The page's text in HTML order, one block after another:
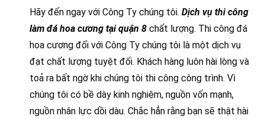
Hãy đến ngay với Công Ty chúng tôi. Dịch vụ thi công
làm đá hoa cương tại quận 8 chất lượng. Thi công đá
hoa cương đối với Công Ty chúng tôi là một dịch vụ
đạt chất lượng tuyệt đối. Khách hàng luôn hài lòng và
toả ra bất ngờ khi chúng tôi thi công công trình. Vì
chúng tôi có bề dày kinh nghiệm, nguồn vốn mạnh,
nguồn nhân lực dồi dàu. Chắc hẳn rằng bạn sẽ thật hài